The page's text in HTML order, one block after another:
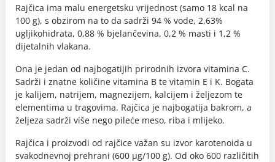
Rajčica ima malu energetsku vrijednost (samo 18 kcal na
100 g), s obzirom na to da sadrži 94 % vode, 2,63%
ugljikohidrata, 0,88 % bjelančevina, 0,2 % masti i 1,2 %
dijetalnih vlakana.
Ona je jedan od najbogatijih prirodnih izvora vitamina C.
Sadrži i znatne količine vitamina B te vitamin E i K. Bogata
je kalijem, natrijem, magnezijem, kalcijem i željezom te
elementima u tragovima. Rajčica je najbogatija bakrom, a
željeza sadrži više nego pileće meso, riba i mlijeko.
Rajčica i proizvodi od rajčice važan su izvor karotenoida u
svakodnevnoj prehrani (600 μg/100 g). Od oko 600 različitih